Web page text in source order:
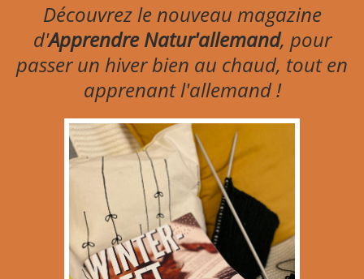
Découvrez le nouveau magazine
d'Apprendre Natur'allemand, pour
passer un hiver bien au chaud, tout en
apprenant l'allemand !